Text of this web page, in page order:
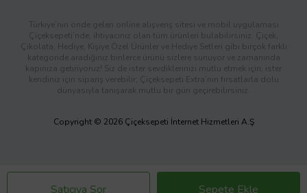
Satıcıya Sor Sepete Ekle
Türkiye’nin önde gelen online alışveriş sitesi ve mobil uygulaması
Çiçeksepeti’nde, ihtiyacınız olan tüm ürünleri bulabilirsiniz. Çiçek,
Çikolata, Hediye, Kişiye Özel Ürünler ve Hediye Setleri gibi birçok farklı
kategoride aradığınız binlerce ürünü sizlere sunuyor ve zamanında
kapınıza getiriyoruz! Siz de ister sevdiklerinizi mutlu etmek için, ister
kendiniz için sipariş verebilir; Çiçeksepeti Extra’nın fırsatlarla dolu
dünyasıyla tanışarak mutlu bir gün geçirebilirsiniz.
Copyright © 2026 Çiçeksepeti İnternet Hizmetleri A.Ş